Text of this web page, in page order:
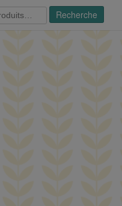
Recherche